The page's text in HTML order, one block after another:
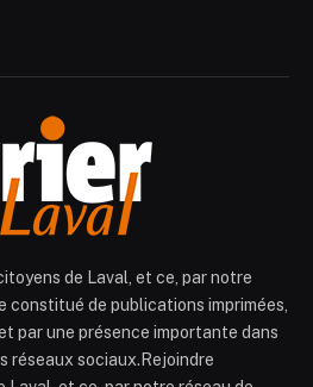
de Laval, et ce, par notre
constitué de publications imprimées,
par une présence importante dans
réseaux sociaux.Rejoindre